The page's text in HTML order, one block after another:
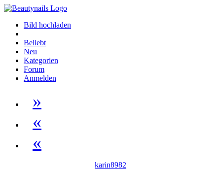
Bild hochladen
Beliebt
Neu
Kategorien
Forum
Anmelden
»
«
«
karin8982